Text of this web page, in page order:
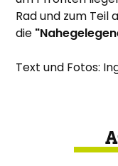
Rad und zum Teil
die
Text und Fotos: